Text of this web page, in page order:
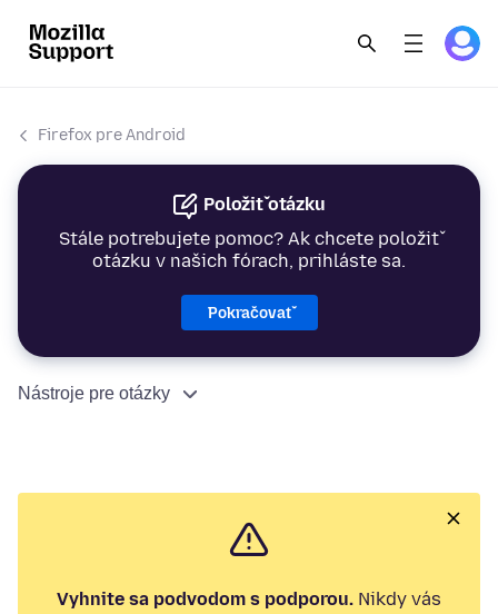
Firefox pre Android
Položiť otázku
Stále potrebujete pomoc? Ak chcete položiť
otázku v našich fórach, prihláste sa.
Pokračovať
Nástroje pre otázky
Vyhnite sa podvodom s podporou. Nikdy vás